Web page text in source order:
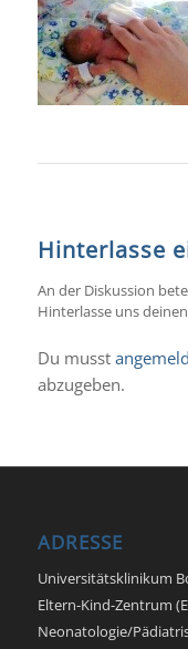
Hinterlasse
An der Diskussion
Hinterlasse uns
Du musst
abzugeben.
ADRESSE
Universitätsklinikum
Eltern-Kind-Zentrum
Neonatologie/